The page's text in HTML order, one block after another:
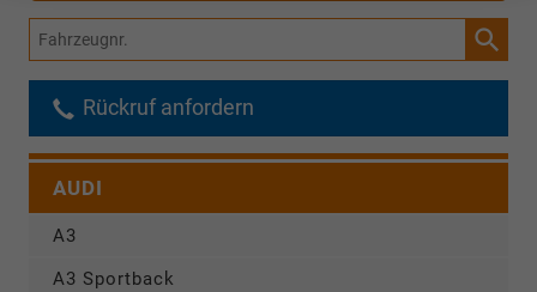
Fahrzeugnr.
Rückruf anfordern
AUDI
A3
A3 Sportback